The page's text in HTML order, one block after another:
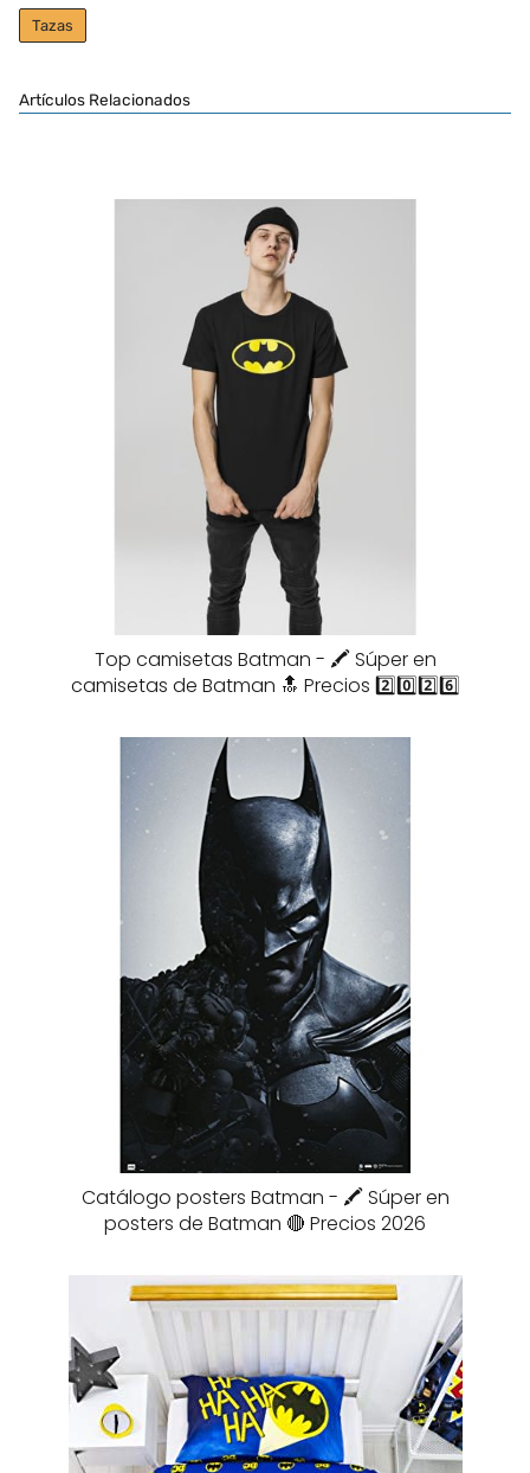
Tazas
Artículos Relacionados
Top camisetas Batman - 🖍️ Súper en
camisetas de Batman 🔝 Precios 2️⃣0️⃣2️⃣6️⃣
Catálogo posters Batman - 🖍️ Súper en
posters de Batman 🔴 Precios 2026